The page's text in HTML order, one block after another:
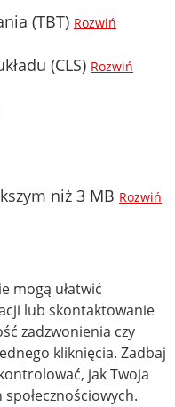
(TBT) Rozwiń
(CLS) Rozwiń
niż 3 MB Rozwiń
mogą ułatwić
lub skontaktowanie
zadzwonienia czy
kliknięcia. Zadbaj
jak Twoja